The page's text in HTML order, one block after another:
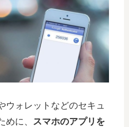
ウォレットなどのセキュ
めに、
スマホのアプリを